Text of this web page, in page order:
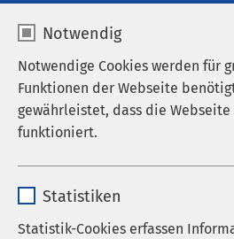
Notwendig
Notwendige Cookies werden für
Funktionen der Webseite
gewährleistet, dass die
funktioniert.
Anbieter sgalinski
Statistiken
Statistik-Cookies erfassen
Orthopädie und
Unfallchirurgie
Das Team der Klinik für
Unfallchirurgie bietet
chirurgischen Behandlung
Erkrankungen sowie einer
Unfallverletzungen. Es verfügt